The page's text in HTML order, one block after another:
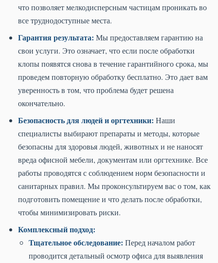
что позволяет мелкодисперсным частицам проникать во
все труднодоступные места.
Гарантия результата: Мы предоставляем гарантию на
свои услуги. Это означает, что если после обработки
клопы появятся снова в течение гарантийного срока, мы
проведем повторную обработку бесплатно. Это дает вам
уверенность в том, что проблема будет решена
окончательно.
Безопасность для людей и оргтехники: Наши
специалисты выбирают препараты и методы, которые
безопасны для здоровья людей, животных и не наносят
вреда офисной мебели, документам или оргтехнике. Все
работы проводятся с соблюдением норм безопасности и
санитарных правил. Мы проконсультируем вас о том, как
подготовить помещение и что делать после обработки,
чтобы минимизировать риски.
Комплексный подход:
Тщательное обследование: Перед началом работ
проводится детальный осмотр офиса для выявления